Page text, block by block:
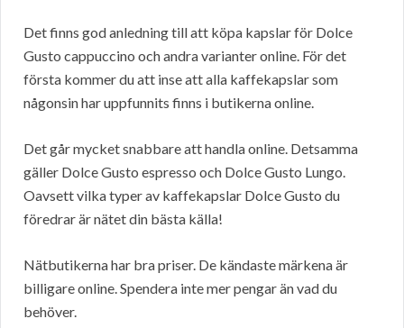
Det finns god anledning till att köpa kapslar för Dolce
Gusto cappuccino och andra varianter online. För det
första kommer du att inse att alla kaffekapslar som
någonsin har uppfunnits finns i butikerna online.
Det går mycket snabbare att handla online. Detsamma
gäller Dolce Gusto espresso och Dolce Gusto Lungo.
Oavsett vilka typer av kaffekapslar Dolce Gusto du
föredrar är nätet din bästa källa!
Nätbutikerna har bra priser. De kändaste märkena är
billigare online. Spendera inte mer pengar än vad du
behöver.